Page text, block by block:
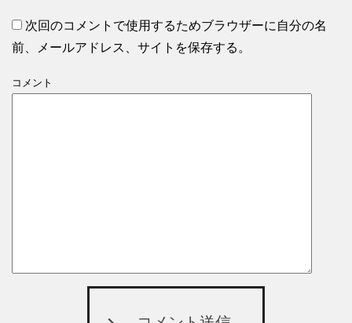
次回のコメントで使用するためブラウザーに自分の名
前、メールアドレス、サイトを保存する。
コメント